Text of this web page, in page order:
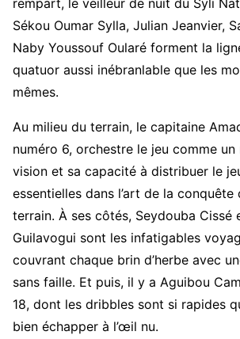
rempart, le veilleur de nuit du Syli
Sékou Oumar Sylla, Julian Jeanvier,
Naby Youssouf Oularé forment la
quatuor aussi inébranlable que les
mêmes.
Au milieu du terrain, le capitaine
numéro 6, orchestre le jeu comme un
vision et sa capacité à distribuer le
essentielles dans l’art de la conquête
terrain. À ses côtés, Seydouba Cissé
Guilavogui sont les infatigables
couvrant chaque brin d’herbe avec
sans faille. Et puis, il y a Aguibou
18, dont les dribbles sont si rapides
bien échapper à l’œil nu.